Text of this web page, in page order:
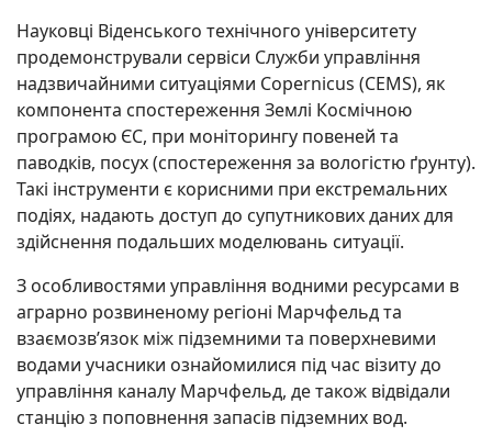
Науковці Віденського технічного університету
продемонстрували сервіси Служби управління
надзвичайними ситуаціями Copernicus (CEMS), як
компонента спостереження Землі Космічною
програмою ЄС, при моніторингу повеней та
паводків, посух (спостереження за вологістю ґрунту).
Такі інструменти є корисними при екстремальних
подіях, надають доступ до супутникових даних для
здійснення подальших моделювань ситуації.
З особливостями управління водними ресурсами в
аграрно розвиненому регіоні Марчфельд та
взаємозв’язок між підземними та поверхневими
водами учасники ознайомилися під час візиту до
управління каналу Марчфельд, де також відвідали
станцію з поповнення запасів підземних вод.